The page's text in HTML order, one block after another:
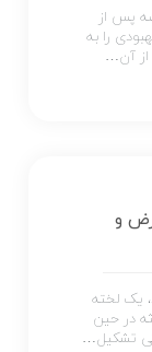
پس از
را به
از آن…
و
یک لخته
در حین
تشکیل…